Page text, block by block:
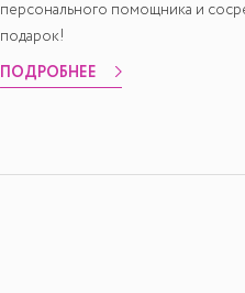
персонального помощника и
подарок!
ПОДРОБНЕЕ